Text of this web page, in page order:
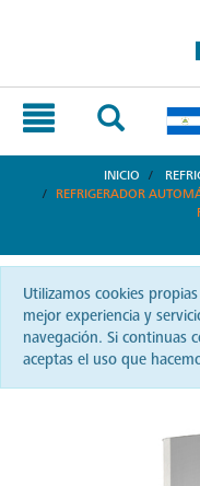
INICIO
REFRIGERADOR
Utilizamos cookies
mejor experiencia y
navegación. Si continuas
aceptas el uso que